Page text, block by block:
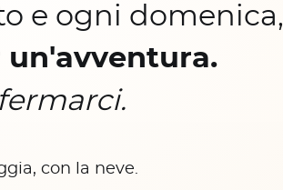
e ogni domenica,
con la neve.